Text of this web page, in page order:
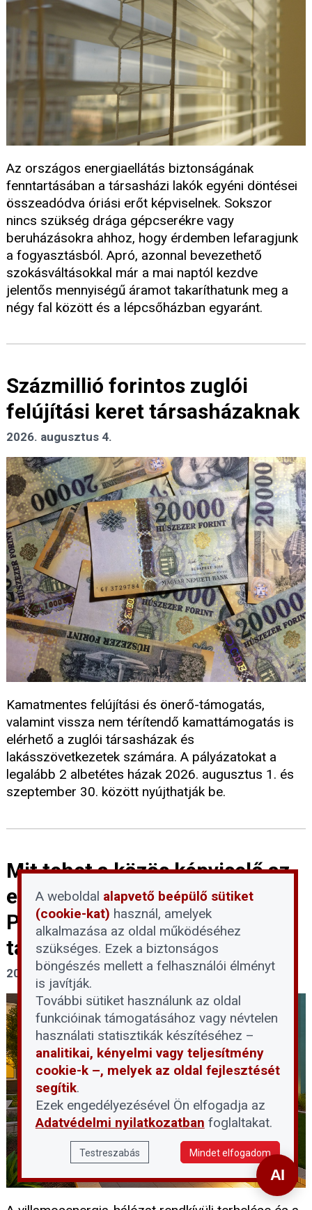
Az országos energiaellátás biztonságának
fenntartásában a társasházi lakók egyéni döntései
összeadódva óriási erőt képviselnek. Sokszor
nincs szükség drága gépcserékre vagy
beruházásokra ahhoz, hogy érdemben lefaragjunk
a fogyasztásból. Apró, azonnal bevezethető
szokásváltásokkal már a mai naptól kezdve
jelentős mennyiségű áramot takaríthatunk meg a
négy fal között és a lépcsőházban egyaránt.
Százmillió forintos zuglói
felújítási keret társasházaknak
2026. augusztus 4.
Kamatmentes felújítási és önerő-támogatás,
valamint vissza nem térítendő kamattámogatás is
elérhető a zuglói társasházak és
lakásszövetkezetek számára. A pályázatokat a
legalább 2 albetétes házak 2026. augusztus 1. és
szeptember 30. között nyújthatják be.
Mit tehet a közös képviselő az
energiaválság enyhítésére? –
Praktikus, azonnali lépések a
társasházban
2026. augusztus 3.
A weboldal alapvető beépülő sütiket
(cookie-kat) használ, amelyek
alkalmazása az oldal működéséhez
szükséges. Ezek a biztonságos
böngészés mellett a felhasználói élményt
is javítják.
További sütiket használunk az oldal
funkcióinak támogatásához vagy névtelen
használati statisztikák készítéséhez –
analitikai, kényelmi vagy teljesítmény
cookie-k –, melyek az oldal fejlesztését
segítik.
Ezek engedélyezésével Ön elfogadja az
Adatvédelmi nyilatkozatban foglaltakat.
Testreszabás Mindet elfogadom